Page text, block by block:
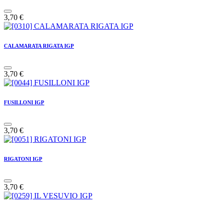
3,70 €
CALAMARATA RIGATA IGP
3,70 €
FUSILLONI IGP
3,70 €
RIGATONI IGP
3,70 €